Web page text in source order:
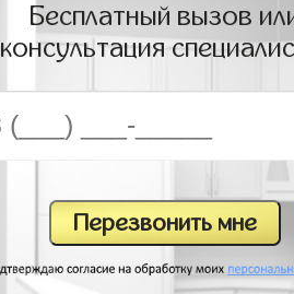
Бесплатный вызов
консультация